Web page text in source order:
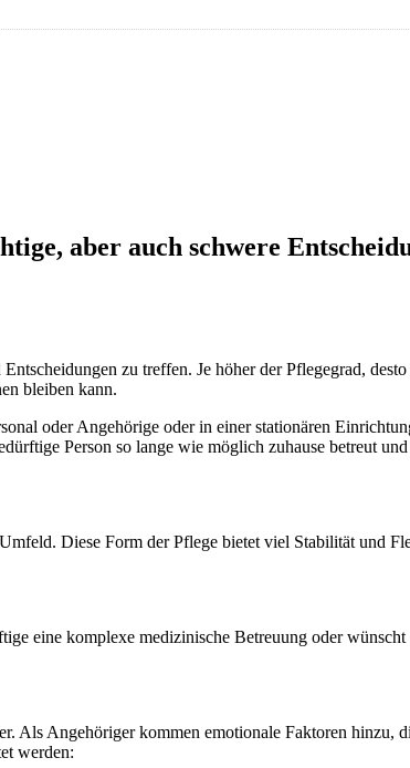
aber auch schwere
zu treffen. Je höher der Pflegegrad,
bleiben kann.
oder Angehörige oder in einer stationären
Person so lange wie möglich zuhause betreut
Diese Form der Pflege bietet viel Stabilität und
eine komplexe medizinische Betreuung oder
Als Angehöriger kommen emotionale Faktoren hinzu,
werden: